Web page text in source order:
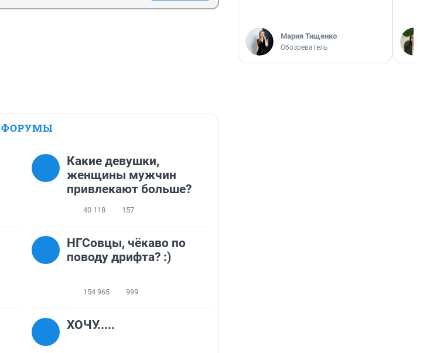
ФОРУМЫ
Какие девушки,
женщины мужчин
привлекают больше?
40 118 157
НГСовцы, чёкаво по
поводу дрифта? :)
154 965 999
ХОЧУ.....
Мария Тищенко
Обозреватель